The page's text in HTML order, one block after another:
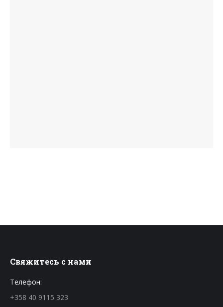
Свяжитесь с нами
Телефон:
+358 40 9115 323